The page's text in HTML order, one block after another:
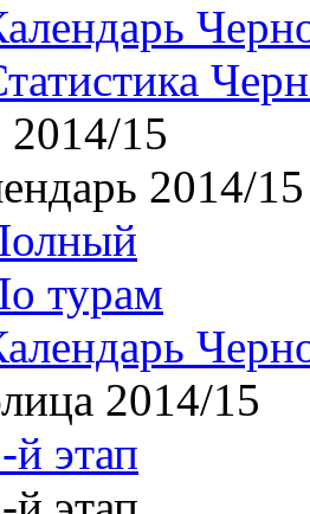
2014/15
2014/15
турам
2014/15
й этап